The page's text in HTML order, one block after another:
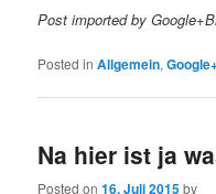
Post imported by
Posted in Allgemein,
Na hier ist ja
Posted on16. Juli 2015by